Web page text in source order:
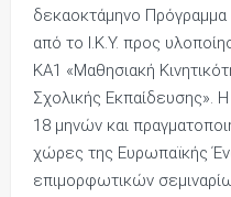
δεκαοκτάμηνο Πρόγραμμα
από το Ι.Κ.Υ. προς
ΚΑ1 «Μαθησιακή
Σχολικής Εκπαίδευσης».
18 μηνών και
χώρες της Ευρωπαϊκής
επιμορφωτικών